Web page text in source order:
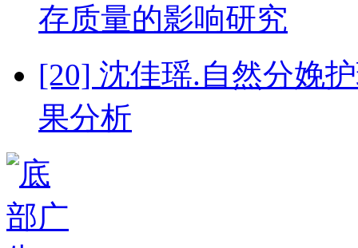
存质量的影响研究
[20] 沈佳瑶.自然分娩
果分析